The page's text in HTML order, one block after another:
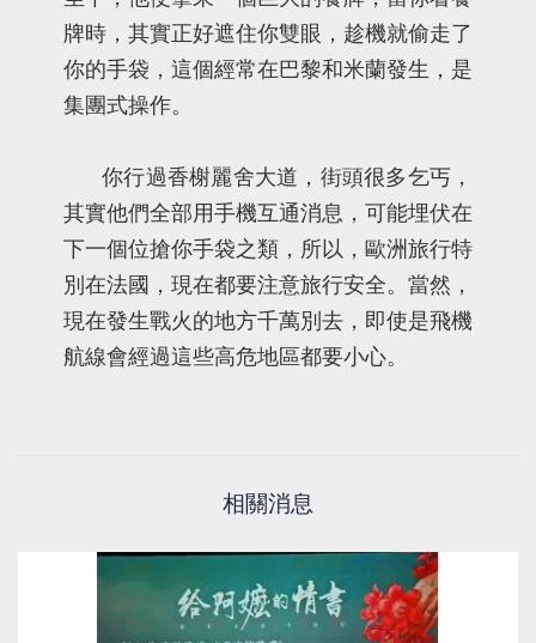
牌時，其實正好遮住你雙眼，趁機就偷走了
你的手袋，這個經常在巴黎和米蘭發生，是
集團式操作。
你行過香榭麗舍大道，街頭很多乞丐，
其實他們全部用手機互通消息，可能埋伏在
下一個位搶你手袋之類，所以，歐洲旅行特
別在法國，現在都要注意旅行安全。當然，
現在發生戰火的地方千萬別去，即使是飛機
航線會經過這些高危地區都要小心。
相關消息